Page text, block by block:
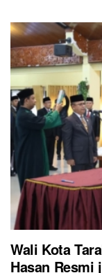
Wali Kota
Hasan Resmi